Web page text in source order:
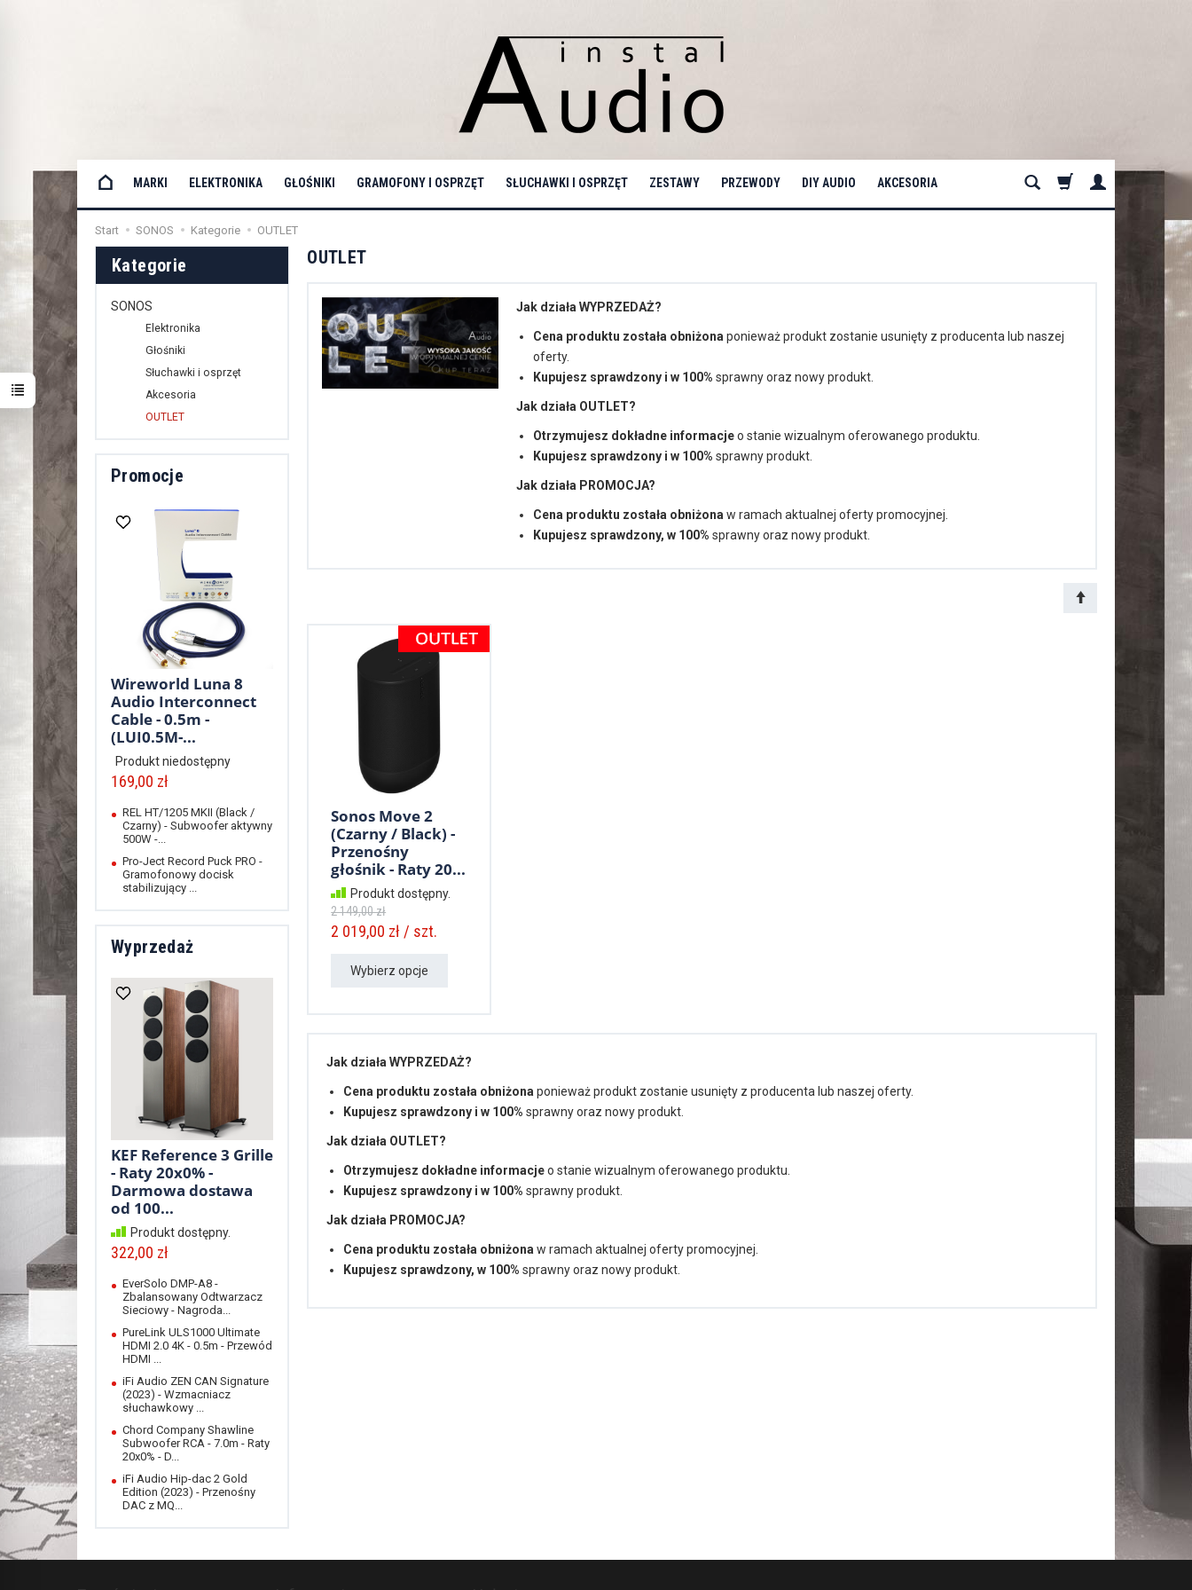
MARKI ELEKTRONIKA GŁOŚNIKI GRAMOFONY I OSPRZĘT SŁUCHAWKI I OSPRZĘT ZESTAWY PRZEWODY DIY AUDIO AKCESORIA
Start SONOS Kategorie OUTLET
OUTLET
Jak działa WYPRZEDAŻ?
Cena produktu została obniżonaponieważ produkt zostanie usunięty z producenta lub naszej
oferty.
Kupujesz sprawdzony i w 100% sprawny oraz nowy produkt.
Jak działa OUTLET?
Otrzymujesz dokładne informacjeo stanie wizualnym oferowanego produktu.
Kupujesz sprawdzony i w 100% sprawny produkt.
Jak działa PROMOCJA?
Cena produktu została obniżona w ramach aktualnej oferty promocyjnej.
Kupujesz sprawdzony, w 100% sprawny oraz nowy produkt.
Sonos Move 2
(Czarny / Black) -
Przenośny
głośnik - Raty 20...
Produkt dostępny.
2 149,00 zł
2 019,00 zł / szt.
Wybierz opcje
Jak działa WYPRZEDAŻ?
Cena produktu została obniżonaponieważ produkt zostanie usunięty z producenta lub naszej oferty.
Kupujesz sprawdzony i w 100% sprawny oraz nowy produkt.
Jak działa OUTLET?
Otrzymujesz dokładne informacjeo stanie wizualnym oferowanego produktu.
Kupujesz sprawdzony i w 100% sprawny produkt.
Jak działa PROMOCJA?
Cena produktu została obniżona w ramach aktualnej oferty promocyjnej.
Kupujesz sprawdzony, w 100% sprawny oraz nowy produkt.
Kategorie
SONOS
Elektronika
Głośniki
Słuchawki i osprzęt
Akcesoria
OUTLET
Promocje
Wireworld Luna 8
Audio Interconnect
Cable - 0.5m -
(LUI0.5M-...
Produkt niedostępny
169,00 zł
REL HT/1205 MKII (Black /
Czarny) - Subwoofer aktywny
500W -...
Pro-Ject Record Puck PRO -
Gramofonowy docisk
stabilizujący ...
Wyprzedaż
KEF Reference 3 Grille
- Raty 20x0% -
Darmowa dostawa
od 100...
Produkt dostępny.
322,00 zł
EverSolo DMP-A8 -
Zbalansowany Odtwarzacz
Sieciowy - Nagroda...
PureLink ULS1000 Ultimate
HDMI 2.0 4K - 0.5m - Przewód
HDMI ...
iFi Audio ZEN CAN Signature
(2023) - Wzmacniacz
słuchawkowy ...
Chord Company Shawline
Subwoofer RCA - 7.0m - Raty
20x0% - D...
iFi Audio Hip-dac 2 Gold
Edition (2023) - Przenośny
DAC z MQ...